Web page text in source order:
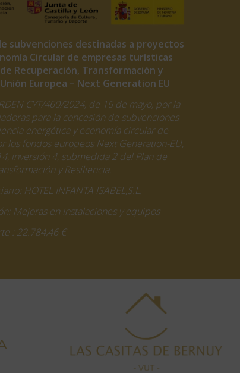
subvenciones destinadas a proyectos
Circular de empresas turísticas
Recuperación, Transformación y
Europea – Next Generation EU
CYT/460/2024, de 16 de mayo, por la
para la concesión de subvenciones
energética y economía circular de
los fondos europeos Next Generation-EU,
inversión 4, submedida 2 del Plan de
y Resiliencia.
HOTEL INFANTA ISABEL,S.L.
Mejoras en Instalaciones y equipos
: 22.784,46 €